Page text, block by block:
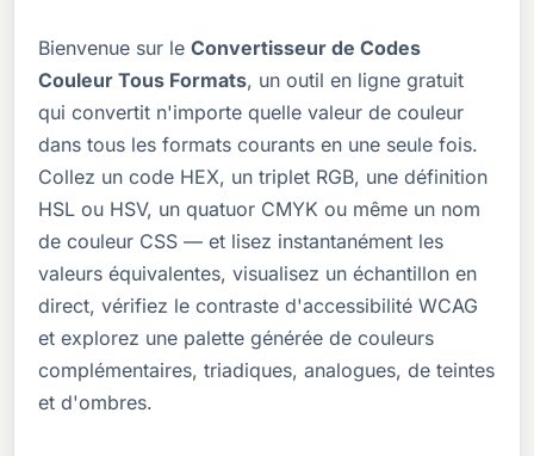
Bienvenue sur leConvertisseur de Codes
Couleur Tous Formats, un outil en ligne gratuit
qui convertit n'importe quelle valeur de couleur
dans tous les formats courants en une seule fois.
Collez un code HEX, un triplet RGB, une définition
HSL ou HSV, un quatuor CMYK ou même un nom
de couleur CSS — et lisez instantanément les
valeurs équivalentes, visualisez un échantillon en
direct, vérifiez le contraste d'accessibilité WCAG
et explorez une palette générée de couleurs
complémentaires, triadiques, analogues, de teintes
et d'ombres.